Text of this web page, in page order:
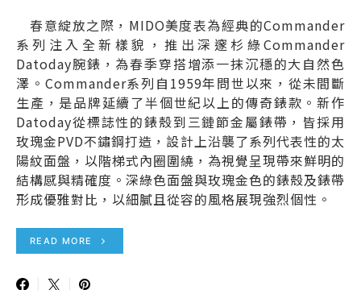
春意綻放之際，MIDO美度表為經典的Commander
系列注入全新樣貌，推出深邃杉綠Commander
Datoday腕錶，為春季穿搭增添一抹沉穩的大自然色
澤。Commander系列自1959年問世以來，從未間斷
生產，是品牌延續了半個世紀以上的傳奇錶款。新作
Datoday從標誌性的錶殼到三鏈節金屬錶帶，皆採用
玫瑰金PVD不鏽鋼打造，設計上沿襲了系列代表性的太
陽紋面盤，以階梯式內圈圍繞，為視覺呈現帶來鮮明的
結構感與精確度。深綠色面盤與玫瑰金色的錶殼及錶帶
形成優雅對比，以細膩且從容的風格展現強烈個性。
READ MORE